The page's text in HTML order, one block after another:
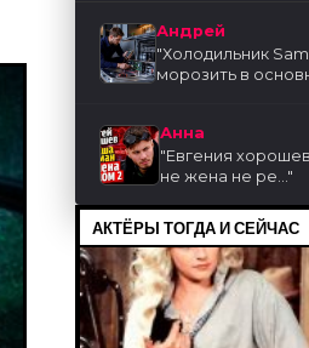
Андрей
"Холодильник
морозить в
Анна
"Евгения
не жена не ре..."
АКТЁРЫ ТОГДА И СЕЙЧАС